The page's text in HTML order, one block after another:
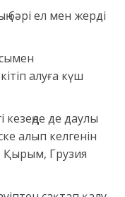
бәрі ел мен жерді
алуға күш
кезеңде де даулы
алып келгенін
Қырым, Грузия